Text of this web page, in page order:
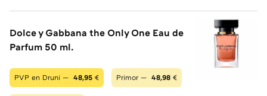
Dolce y Gabbana the Only One Eau de
Parfum 50 ml.
PVP en Druni — 48,95 € Primor — 48,98 €